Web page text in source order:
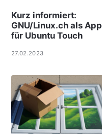
Kurz informiert:
GNU/Linux.ch als App
für Ubuntu Touch
27.02.2023